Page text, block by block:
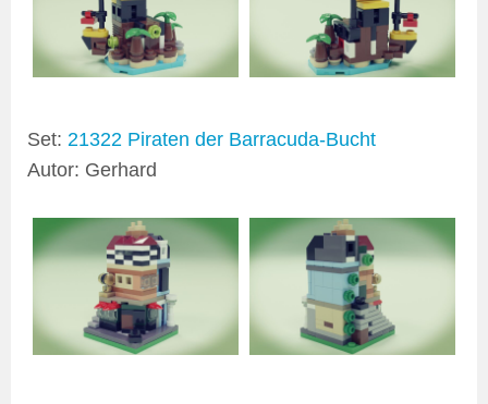
Set: 21322 Piraten der Barracuda-Bucht
Autor: Gerhard